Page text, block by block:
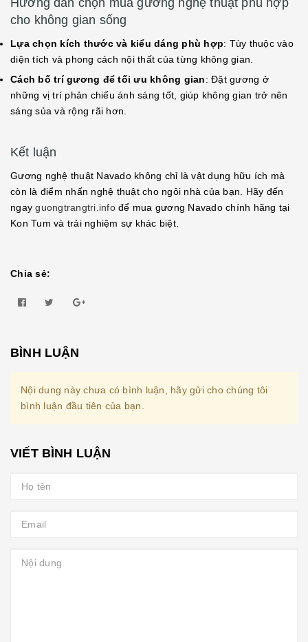
Hướng dẫn chọn mua gương nghệ thuật phù hợp
cho không gian sống
Lựa chọn kích thước và kiểu dáng phù hợp: Tùy thuộc vào
diện tích và phong cách nội thất của từng không gian.
Cách bố trí gương để tối ưu không gian: Đặt gương ở
những vị trí phản chiếu ánh sáng tốt, giúp không gian trở nên
sáng sủa và rộng rãi hơn.
Kết luận
Gương nghệ thuật Navado không chỉ là vật dụng hữu ích mà
còn là điểm nhấn nghệ thuật cho ngôi nhà của bạn. Hãy đến
ngayguongtrangtri.infođể mua gương Navado chính hãng tại
Kon Tum và trải nghiệm sự khác biệt.
Chia sẻ:
BÌNH LUẬN
Nội dung này chưa có bình luận, hãy gửi cho chúng tôi
bình luận đầu tiên của bạn.
VIẾT BÌNH LUẬN